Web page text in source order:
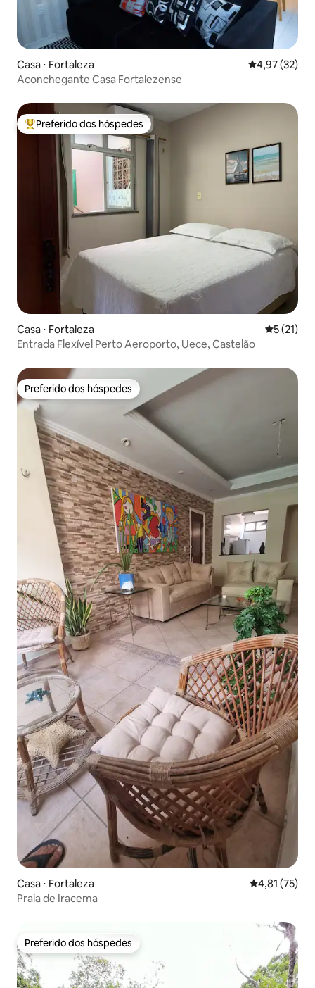
Casa ⋅ Fortaleza 4,97 de uma
4,97 (32)
Aconchegante Casa Fortalezense
Entre os melhores preferidos dos hóspedes
Preferido dos hóspedes
Casa ⋅ Fortaleza 5 de uma
5 (21)
Entrada Flexível Perto Aeroporto, Uece, Castelão
Preferido dos hóspedes
Preferido dos hóspedes
Casa ⋅ Fortaleza 4,81 de uma
4,81 (75)
Praia de Iracema
Preferido dos hóspedes
Preferido dos hóspedes